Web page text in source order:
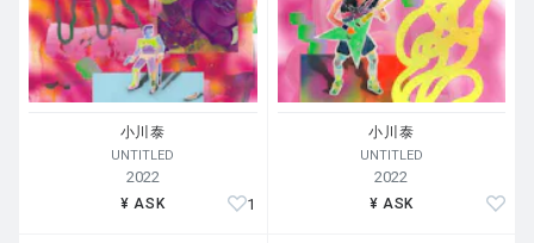
小川泰
UNTITLED
2022
¥ ASK 1
小川泰
UNTITLED
2022
¥ ASK